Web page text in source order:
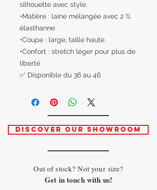
silhouette avec style.
•Matière : laine mélangée avec 2 %
élasthanne
•Coupe : large, taille haute
•Confort : stretch léger pour plus de
liberté
✅ Disponible du 36 au 46
DISCOVER OUR SHOWROOM
Out of stock? Not your size?
Get in touch with us!